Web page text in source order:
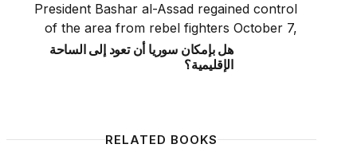
هل بإمكان سوريا أن تعود إلى الساحة
الإقليمية؟
RELATED BOOKS